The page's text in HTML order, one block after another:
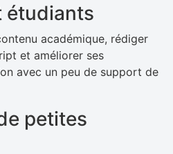
étudiants
académique, rédiger
et améliorer ses
avec un peu de support de
petites